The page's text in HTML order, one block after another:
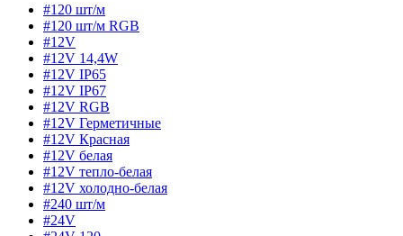
#120 шт/м
#120 шт/м RGB
#12V
#12V 14,4W
#12V IP65
#12V IP67
#12V RGB
#12V Герметичные
#12V Красная
#12V белая
#12V тепло-белая
#12V холодно-белая
#240 шт/м
#24V